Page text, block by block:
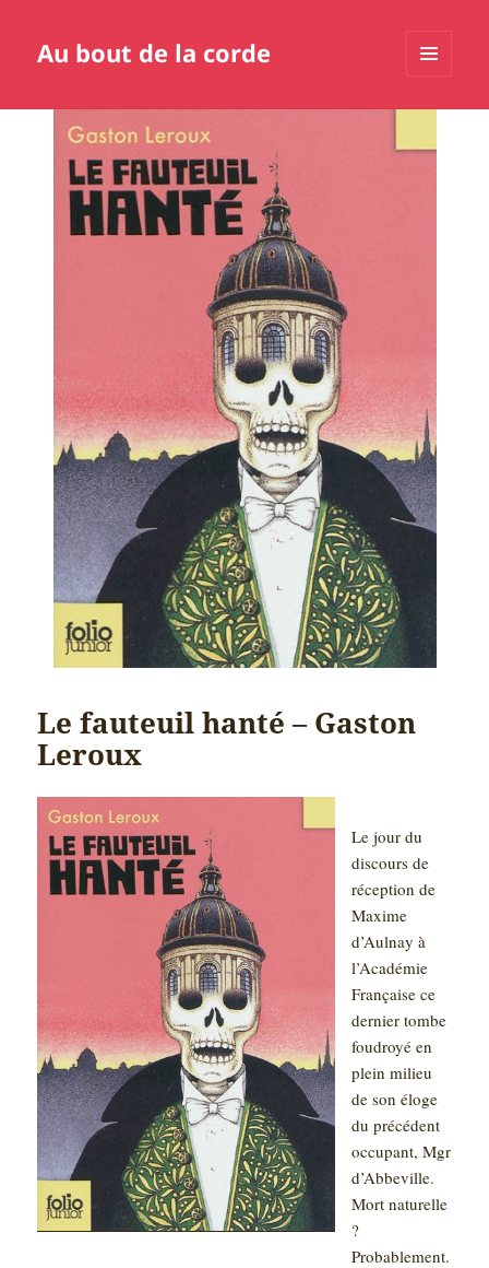
Au bout de la corde
Le fauteuil hanté – Gaston
Leroux
Le jour du
discours de
réception de
Maxime
d’Aulnay à
l’Académie
Française ce
dernier tombe
foudroyé en
plein milieu
de son éloge
du précédent
occupant, Mgr
d’Abbeville.
Mort naturelle
?
Probablement.